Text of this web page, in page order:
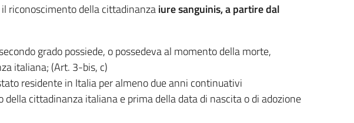
riconoscimento della cittadinanzaiure sanguinis, a partire dal
grado possiede, o possedeva al momento della morte,
italiana; (Art. 3-bis, c)
residente in Italia per almeno due anni continuativi
della cittadinanza italiana e prima della data di nascita o di adozione